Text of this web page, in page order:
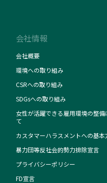
会社情報
会社概要
環境への取り組み
CSRへの取り組み
SDGsへの取り組み
女性が活躍できる雇用環境の整備
て
カスタマーハラスメントへの基本
暴力団等反社会的勢力排除宣言
プライバシーポリシー
FD宣言